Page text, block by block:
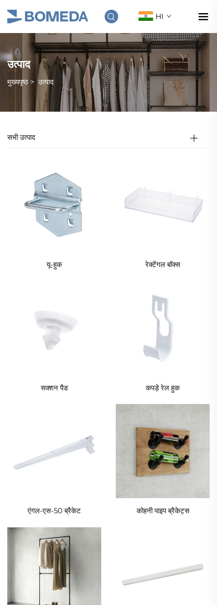
HI
उत्पाद
मुख्यपृष्ठ >उत्पाद
सभी उत्पाद
यू-हुक रेक्टेंगल बॉक्स
सक्शन पैड कपड़े रेल हुक
एंगल-एस-50 ब्रैकेट कोहनी पाइप ब्रैकेट्स